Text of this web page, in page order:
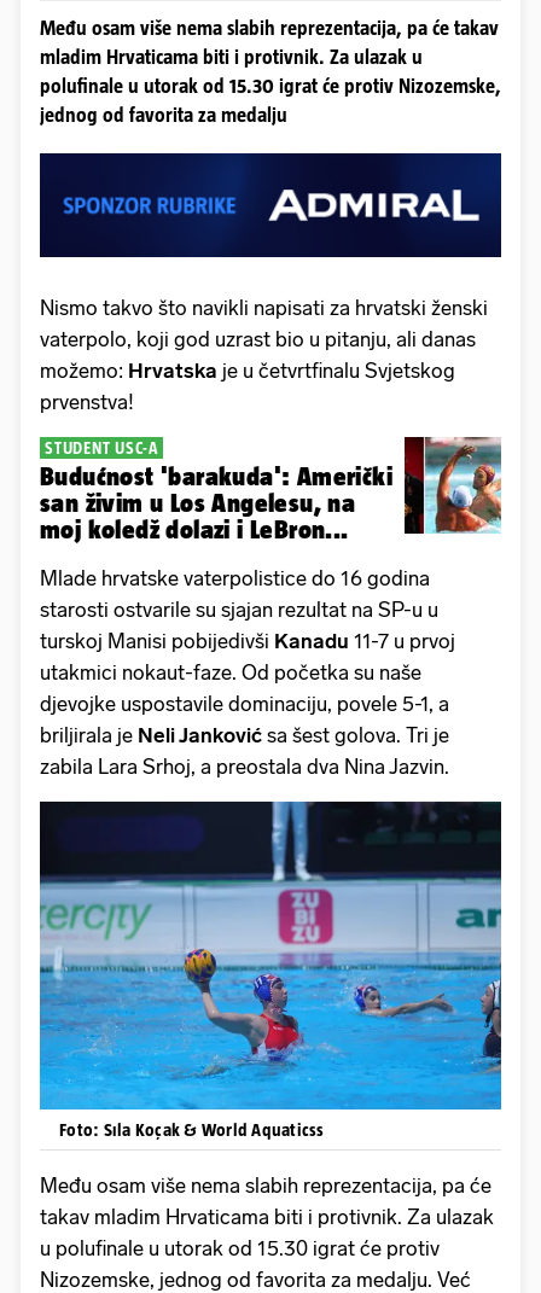
Među osam više nema slabih reprezentacija, pa će takav
mladim Hrvaticama biti i protivnik. Za ulazak u
polufinale u utorak od 15.30 igrat će protiv Nizozemske,
jednog od favorita za medalju
Nismo takvo što navikli napisati za hrvatski ženski
vaterpolo, koji god uzrast bio u pitanju, ali danas
možemo: Hrvatska je u četvrtfinalu Svjetskog
prvenstva!
STUDENT USC-A
Budućnost 'barakuda': Američki
san živim u Los Angelesu, na
moj koledž dolazi i LeBron...
Mlade hrvatske vaterpolistice do 16 godina
starosti ostvarile su sjajan rezultat na SP-u u
turskoj Manisi pobijedivši Kanadu 11-7 u prvoj
utakmici nokaut-faze. Od početka su naše
djevojke uspostavile dominaciju, povele 5-1, a
briljirala je Neli Janković sa šest golova. Tri je
zabila Lara Srhoj, a preostala dva Nina Jazvin.
Foto: Sıla Koçak & World Aquaticss
Među osam više nema slabih reprezentacija, pa će
takav mladim Hrvaticama biti i protivnik. Za ulazak
u polufinale u utorak od 15.30 igrat će protiv
Nizozemske, jednog od favorita za medalju. Već